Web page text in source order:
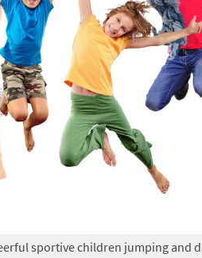
sportive children jumping and